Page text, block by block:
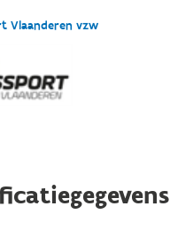
Vlaanderen vzw